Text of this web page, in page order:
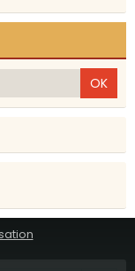
OK